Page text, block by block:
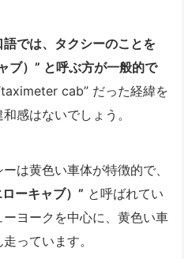
では、タクシーのことを
ブ）” と呼ぶ方が一般的で
cab” だった経緯を
感はないでしょう。
は黄色い車体が特徴的で、
ーキャブ）” と呼ばれてい
ヨークを中心に、黄色い車
っています。